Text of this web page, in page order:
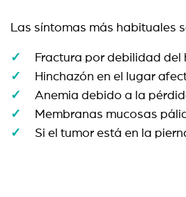
Las síntomas más habituales
Fractura por debilidad del
Hinchazón en el lugar
Anemia debido a la
Membranas mucosas
Si el tumor está en la